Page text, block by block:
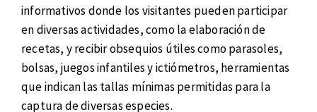
informativos donde los visitantes pueden participar
en diversas actividades, como la elaboración de
recetas, y recibir obsequios útiles como parasoles,
bolsas, juegos infantiles y ictiómetros, herramientas
que indican las tallas mínimas permitidas para la
captura de diversas especies.